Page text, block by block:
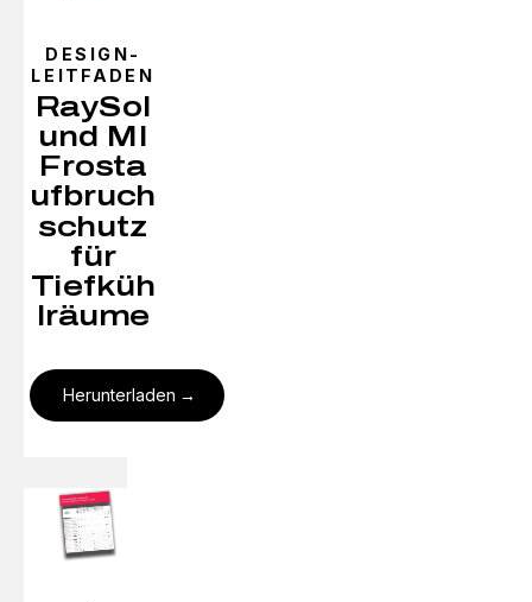
DESIGN-
LEITFADEN
RaySol
und MI
Frosta
ufbruch
schutz
für
Tiefküh
lräume
Herunterladen